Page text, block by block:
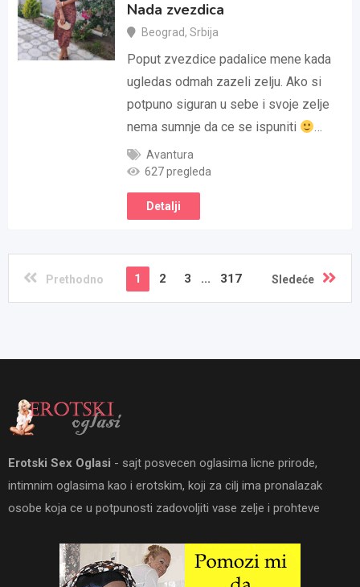
Nada zvezdica
Beograd, Srbija
Poput zvezdice padalice mene kada
ugledas odmah zazeli zelju. Ako si
potpuno siguran u sebe i svoje zelje
nema sumnje da ce se ispuniti
…
Avantura
627 pregleda
Detalji
Prethodno 1 2 3 ... 317 Sledeće
Erotski Sex Oglasi - sajt posvecen oglasima licne prirode,
intimnim oglasima kao i erotskim, koji za cilj ima pronalazak
osobe koja ce u potpunosti zadovoljiti vase zelje i prohteve